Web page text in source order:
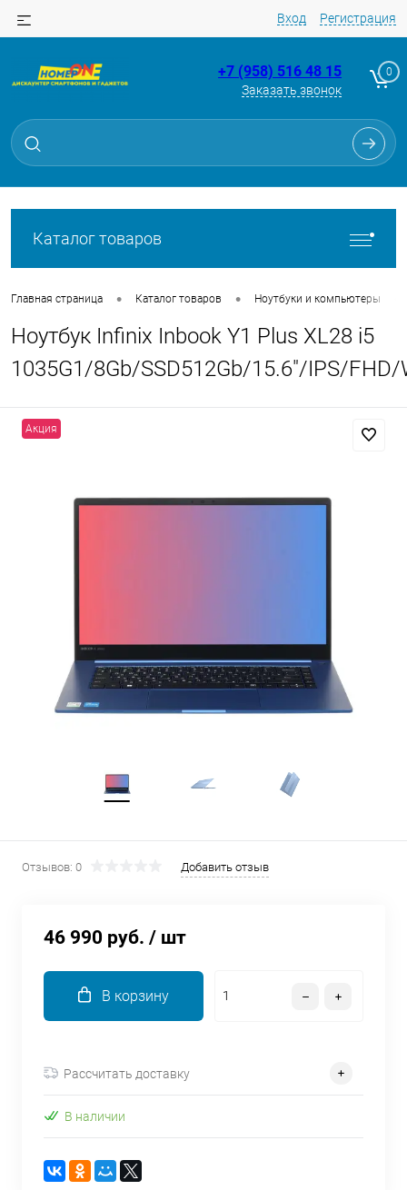
Вход Регистрация
+7 (958) 516 48 15
Заказать звонок
0
Каталог товаров
Главная страница • Каталог товаров • Ноутбуки и компьютеры
Ноутбук Infinix Inbook Y1 Plus XL28 i5
1035G1/8Gb/SSD512Gb/15.6"/IPS/
Акция
Отзывов: 0 Добавить отзыв
46 990 руб. / шт
В корзину
Рассчитать доставку
В наличии
Для клиентов всех банков
Разбейте
без переплат
Сегодня
Оставшиеся75% будут
списываться
недели
8 800 302-02-51
plait.ru